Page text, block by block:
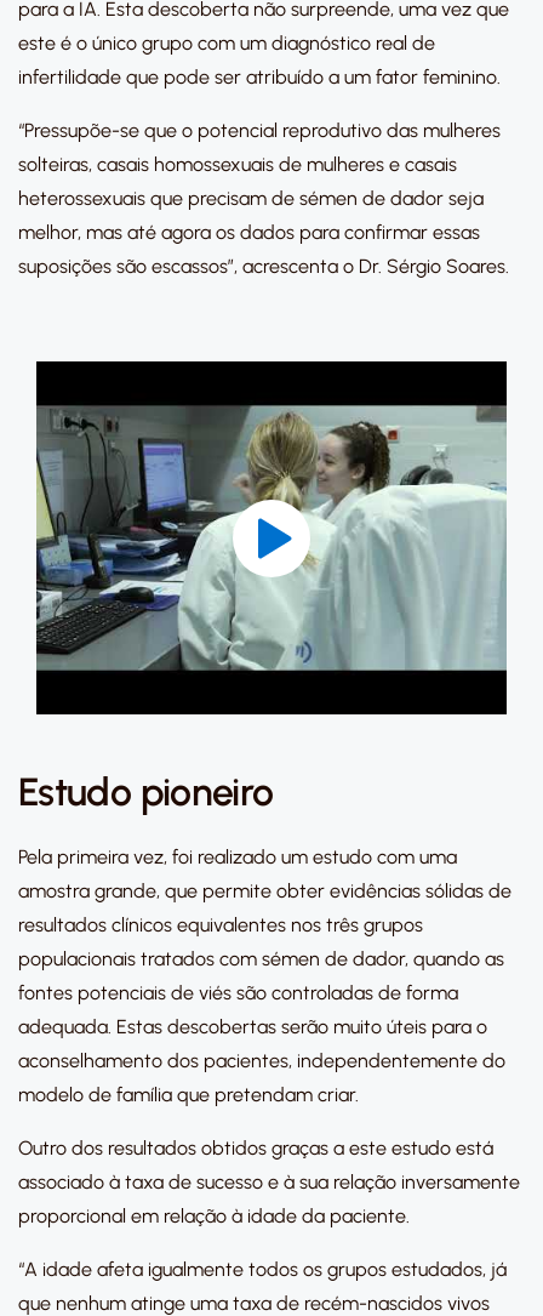
para a IA. Esta descoberta não surpreende, uma vez que
este é o único grupo com um diagnóstico real de
infertilidade que pode ser atribuído a um fator feminino.
“Pressupõe-se que o potencial reprodutivo das mulheres
solteiras, casais homossexuais de mulheres e casais
heterossexuais que precisam de sémen de dador seja
melhor, mas até agora os dados para confirmar essas
suposições são escassos”, acrescenta o Dr. Sérgio Soares.
Estudo pioneiro
Pela primeira vez, foi realizado um estudo com uma
amostra grande, que permite obter evidências sólidas de
resultados clínicos equivalentes nos três grupos
populacionais tratados com sémen de dador, quando as
fontes potenciais de viés são controladas de forma
adequada. Estas descobertas serão muito úteis para o
aconselhamento dos pacientes, independentemente do
modelo de família que pretendam criar.
Outro dos resultados obtidos graças a este estudo está
associado à taxa de sucesso e à sua relação inversamente
proporcional em relação à idade da paciente.
“A idade afeta igualmente todos os grupos estudados, já
que nenhum atinge uma taxa de recém-nascidos vivos